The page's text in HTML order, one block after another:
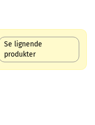
Se lignende
produkter